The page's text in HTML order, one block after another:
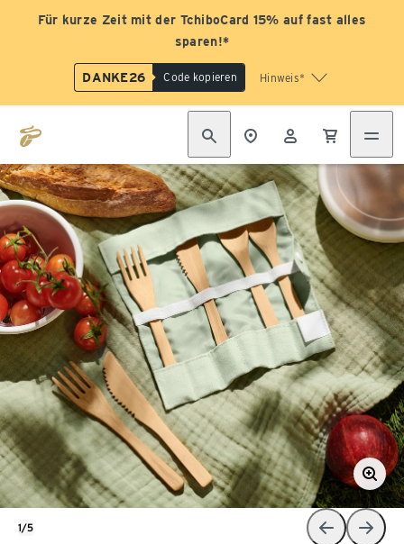
Für kurze Zeit mit der TchiboCard 15% auf fast alles
sparen!*
DANKE26 Code kopieren Hinweis*
1/5